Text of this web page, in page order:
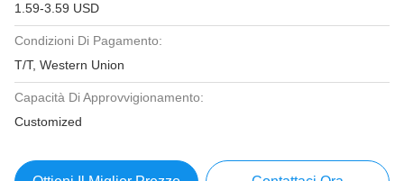
1.59-3.59 USD
Condizioni Di Pagamento:
T/T, Western Union
Capacità Di Approvvigionamento:
Customized